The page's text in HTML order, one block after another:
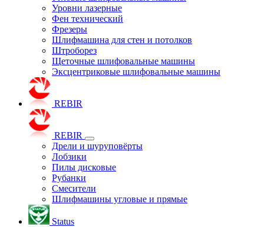
Уровни лазерные
Фен технический
Фрезеры
Шлифмашина для стен и потолков
Штроборез
Щеточные шлифовальные машины
Эксцентриковые шлифовальные машины
REBIR
REBIR
Дрели и шуруповёрты
Лобзики
Пилы дисковые
Рубанки
Смесители
Шлифмашины угловые и прямые
Status